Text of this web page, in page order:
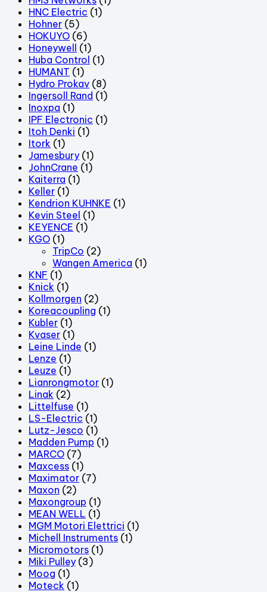
HNC Electric (1)
Hohner (5)
HOKUYO (6)
Honeywell (1)
Huba Control (1)
HUMANT (1)
Hydro Prokav (8)
Ingersoll Rand (1)
Inoxpa (1)
IPF Electronic (1)
Itoh Denki (1)
Itork (1)
Jamesbury (1)
JohnCrane (1)
Kaiterra (1)
Keller (1)
Kendrion KUHNKE (1)
Kevin Steel (1)
KEYENCE (1)
KGO (1)
TripCo (2)
Wangen America (1)
KNF (1)
Knick (1)
Kollmorgen (2)
Koreacoupling (1)
Kubler (1)
Kvaser (1)
Leine Linde (1)
Lenze (1)
Leuze (1)
Lianrongmotor (1)
Linak (2)
Littelfuse (1)
LS-Electric (1)
Lutz-Jesco (1)
Madden Pump (1)
MARCO (7)
Maxcess (1)
Maximator (7)
Maxon (2)
Maxongroup (1)
MEAN WELL (1)
MGM Motori Elettrici (1)
Michell Instruments (1)
Micromotors (1)
Miki Pulley (3)
Moog (1)
Moteck (1)